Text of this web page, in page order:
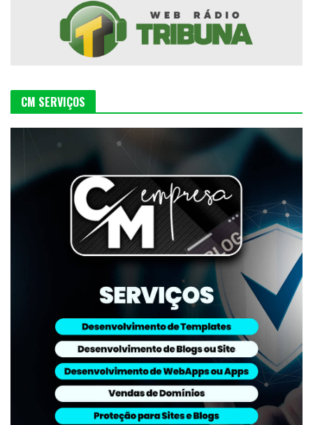
CM SERVIÇOS